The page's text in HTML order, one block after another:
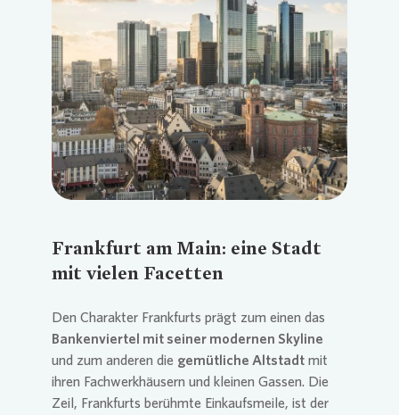
Loading...
Frankfurt am Main: eine Stadt
mit vielen Facetten
Den Charakter Frankfurts prägt zum einen das
Bankenviertel mit seiner modernen Skyline
und zum anderen die gemütliche Altstadt mit
ihren Fachwerkhäusern und kleinen Gassen. Die
Zeil, Frankfurts berühmte Einkaufsmeile, ist der